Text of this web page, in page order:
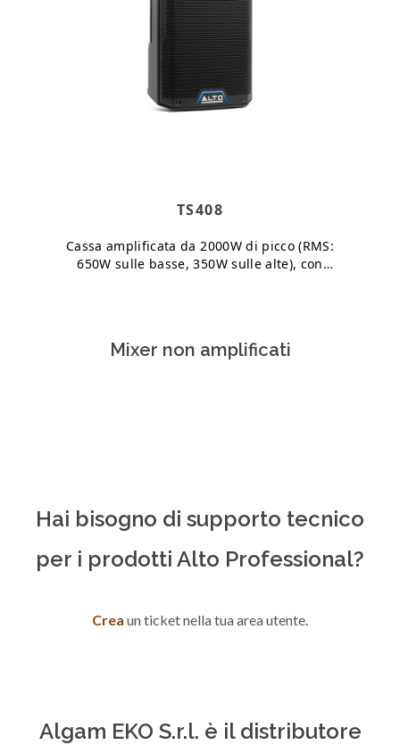
TS408
Cassa amplificata da 2000W di picco (RMS:
650W sulle basse, 350W sulle alte), con
Mixer non amplificati
Hai bisogno di supporto tecnico
per i prodotti Alto Professional?
Crea un ticket nella tua area utente.
Algam EKO S.r.l. è il distributore